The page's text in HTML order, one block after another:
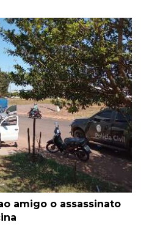
amigo o assassinato